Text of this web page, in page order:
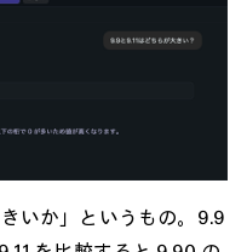
いか」というもの。9.9